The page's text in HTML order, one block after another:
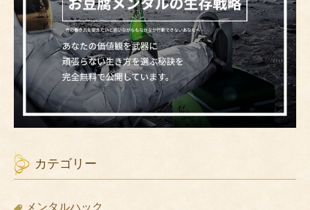
カテゴリー
メンタルハック